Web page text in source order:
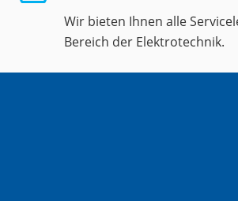
Wir bieten Ihnen alle
Bereich der Elektrotechnik.